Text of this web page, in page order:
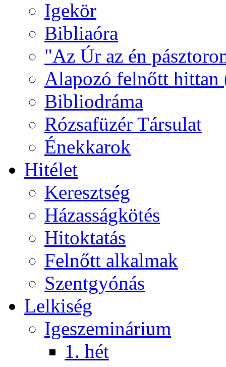
Igekör
Bibliaóra
"Az Úr az én
Alapozó felnőtt hittan
Bibliodráma
Rózsafüzér Társulat
Énekkarok
Hitélet
Keresztség
Házasságkötés
Hitoktatás
Felnőtt alkalmak
Szentgyónás
Lelkiség
Igeszeminárium
1. hét